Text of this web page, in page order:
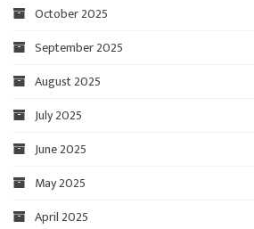
October 2025
September 2025
August 2025
July 2025
June 2025
May 2025
April 2025